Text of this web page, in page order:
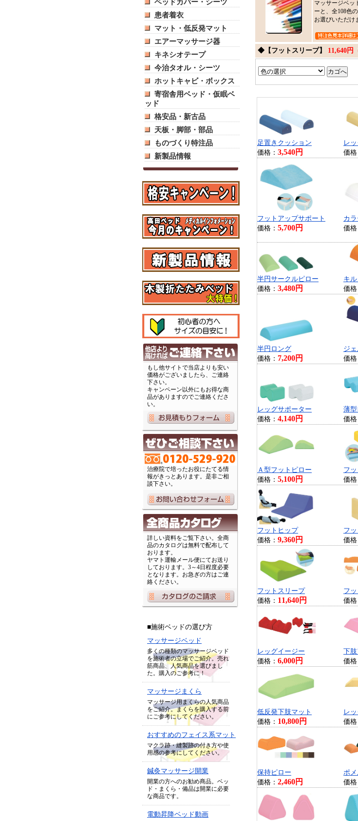
ベッドカバー・シーツ
患者着衣
マット・低反発マット
エアーマッサージ器
キネシオテープ
今治タオル・シーツ
ホットキャビ・ボックス
寄宿舎用ベッド・仮眠ベ
ッド
格安品・新古品
天板・脚部・部品
ものづくり特注品
新製品情報
もし他サイトで当店よりも安い
価格がございましたら、ご連絡
下さい。
キャンペーン以外にもお得な商
品がありますのでご連絡くださ
い。
治療院で培ったお役にたてる情
報がきっとあります。是非ご相
談下さい。
詳しい資料をご覧下さい。全商
品のカタログは無料で配布して
おります。
ヤマト運輸メール便にてお送り
しております。3～4日程度必要
となります。お急ぎの方はご連
絡ください。
■施術ベッドの選び方
マッサージベッド
多くの種類のマッサージベッド
を施術者の立場でご紹介。売れ
筋商品、人気商品を選びまし
た。購入のご参考に！
マッサージまくら
マッサージ用まくらの人気商品
をご紹介。まくらを購入する前
にご参考にしてください。
おすすめのフェイス系マット
マクラ跡・縫製跡の付き方や使
用感の参考にしてください。
鍼灸マッサージ開業
開業の方へのお勧め商品。ベッ
ド・まくら・備品は開業に必要
な商品です。
電動昇降ベッド動画
マッサージベッ
ーと、全108色
お選びいただけ
◆【フットスリープ】 11,640円
足置きクッション
価格： 3,540円
レ
価格
フットアップサポート
価格： 5,700円
カ
価格
半円サークルピロー
価格： 3,480円
キ
価格
半円ロング
価格： 7,200円
ジ
価格
レッグサポーター
価格： 4,140円
薄
価格
Ａ型フットピロー
価格： 5,100円
フ
価格
フットヒップ
価格： 9,360円
フ
価格
フットスリープ
価格： 11,640円
フ
価格
レッグイージー
価格： 6,000円
下
価格
低反発下肢マット
価格： 10,800円
レ
価格
保持ピロー
価格： 2,460円
ポ
価格